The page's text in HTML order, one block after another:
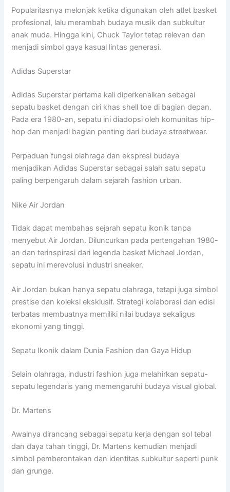
Popularitasnya melonjak ketika digunakan oleh atlet basket
profesional, lalu merambah budaya musik dan subkultur
anak muda. Hingga kini, Chuck Taylor tetap relevan dan
menjadi simbol gaya kasual lintas generasi.
Adidas Superstar
Adidas Superstar pertama kali diperkenalkan sebagai
sepatu basket dengan ciri khas shell toe di bagian depan.
Pada era 1980-an, sepatu ini diadopsi oleh komunitas hip-
hop dan menjadi bagian penting dari budaya streetwear.
Perpaduan fungsi olahraga dan ekspresi budaya
menjadikan Adidas Superstar sebagai salah satu sepatu
paling berpengaruh dalam sejarah fashion urban.
Nike Air Jordan
Tidak dapat membahas sejarah sepatu ikonik tanpa
menyebut Air Jordan. Diluncurkan pada pertengahan 1980-
an dan terinspirasi dari legenda basket Michael Jordan,
sepatu ini merevolusi industri sneaker.
Air Jordan bukan hanya sepatu olahraga, tetapi juga simbol
prestise dan koleksi eksklusif. Strategi kolaborasi dan edisi
terbatas membuatnya memiliki nilai budaya sekaligus
ekonomi yang tinggi.
Sepatu Ikonik dalam Dunia Fashion dan Gaya Hidup
Selain olahraga, industri fashion juga melahirkan sepatu-
sepatu legendaris yang memengaruhi budaya visual global.
Dr. Martens
Awalnya dirancang sebagai sepatu kerja dengan sol tebal
dan daya tahan tinggi, Dr. Martens kemudian menjadi
simbol pemberontakan dan identitas subkultur seperti punk
dan grunge.